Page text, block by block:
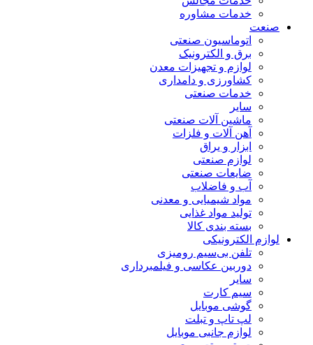
خدمات مشاوره
صنعت
اتوماسیون صنعتی
برق و الکترونیک
لوازم و تجهیزات معدن
کشاورزی و دامداری
خدمات صنعتی
سایر
ماشین آلات صنعتی
آهن آلات و فلزات
ابزار و یراق
لوازم صنعتی
ضایعات صنعتی
آب و فاضلاب
مواد شیمیایی و معدنی
تولید مواد غذایی
بسته بندی کالا
لوازم الکترونیکی
تلفن بی‌سیم رومیزی
دوربین عکاسی و فیلمبرداری
سایر
سیم کارت
گوشی موبایل
لپ تاپ و تبلت
لوازم جانبی موبایل